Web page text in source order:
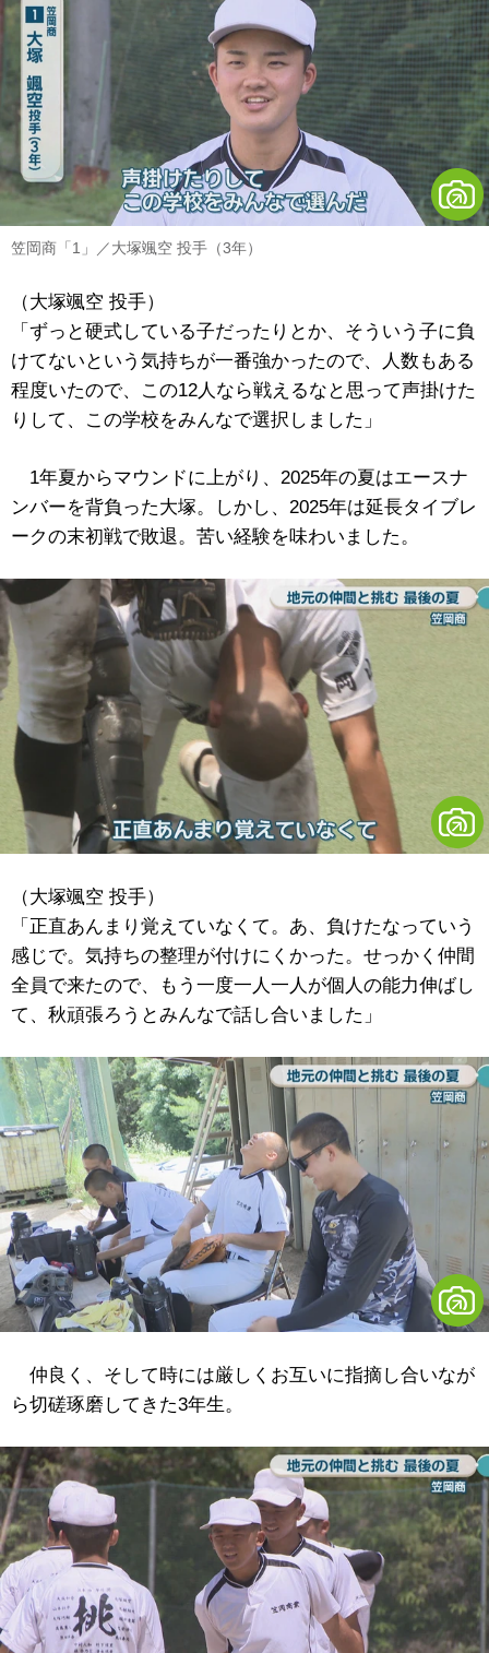
笠岡商「1」／大塚颯空 投手（3年）
（大塚颯空 投手）
「ずっと硬式している子だったりとか、そういう子に負
けてないという気持ちが一番強かったので、人数もある
程度いたので、この12人なら戦えるなと思って声掛けた
りして、この学校をみんなで選択しました」
1年夏からマウンドに上がり、2025年の夏はエースナ
ンバーを背負った大塚。しかし、2025年は延長タイブレ
ークの末初戦で敗退。苦い経験を味わいました。
（大塚颯空 投手）
「正直あんまり覚えていなくて。あ、負けたなっていう
感じで。気持ちの整理が付けにくかった。せっかく仲間
全員で来たので、もう一度一人一人が個人の能力伸ばし
て、秋頑張ろうとみんなで話し合いました」
仲良く、そして時には厳しくお互いに指摘し合いなが
ら切磋琢磨してきた3年生。